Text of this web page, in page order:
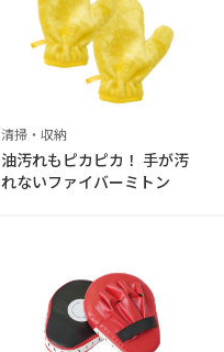
清掃・収納
油汚れもピカピカ！ 手が汚
れないファイバーミトン